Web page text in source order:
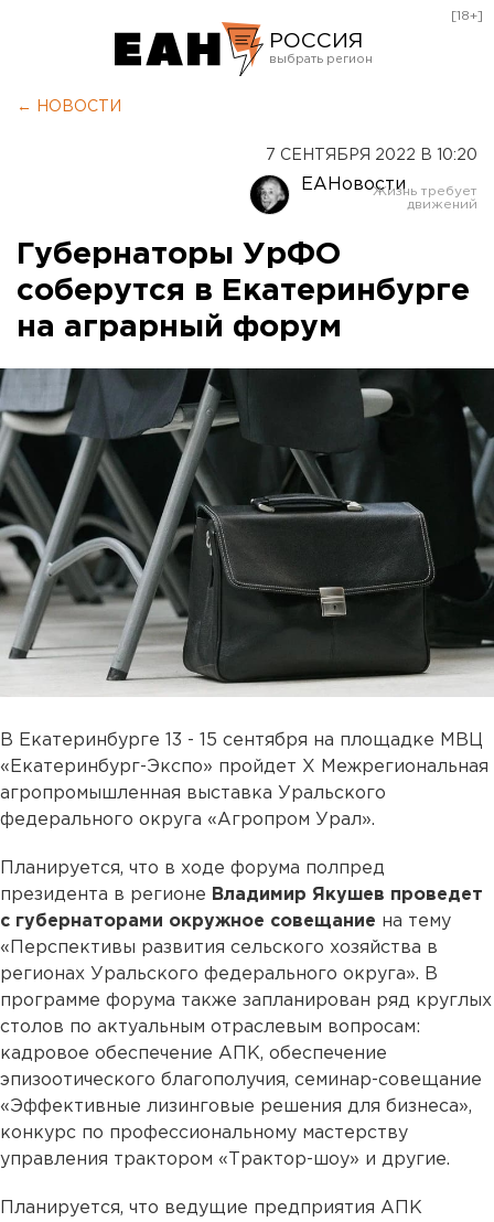
РОССИЯ
Оренбург
[18+]
← НОВОСТИ
7 СЕНТЯБРЯ 2022 В 10:20
ЕАНовости
Губернаторы УрФО
соберутся в Екатеринбурге
на аграрный форум
В Екатеринбурге 13 - 15 сентября на площадке МВЦ
«Екатеринбург-Экспо» пройдет Х Межрегиональная
агропромышленная выставка Уральского
федерального округа «Агропром Урал».
Планируется, что в ходе форума полпред
президента в регионе Владимир Якушев проведет
с губернаторами окружное совещание на тему
«Перспективы развития сельского хозяйства в
регионах Уральского федерального округа». В
программе форума также запланирован ряд круглых
столов по актуальным отраслевым вопросам:
кадровое обеспечение АПК, обеспечение
эпизоотического благополучия, семинар-совещание
«Эффективные лизинговые решения для бизнеса»,
конкурс по профессиональному мастерству
управления трактором «Трактор-шоу» и другие.
Планируется, что ведущие предприятия АПК